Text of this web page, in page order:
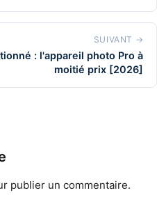
SUIVANT →
: l'appareil photo Pro à
moitié prix [2026]
publier un commentaire.